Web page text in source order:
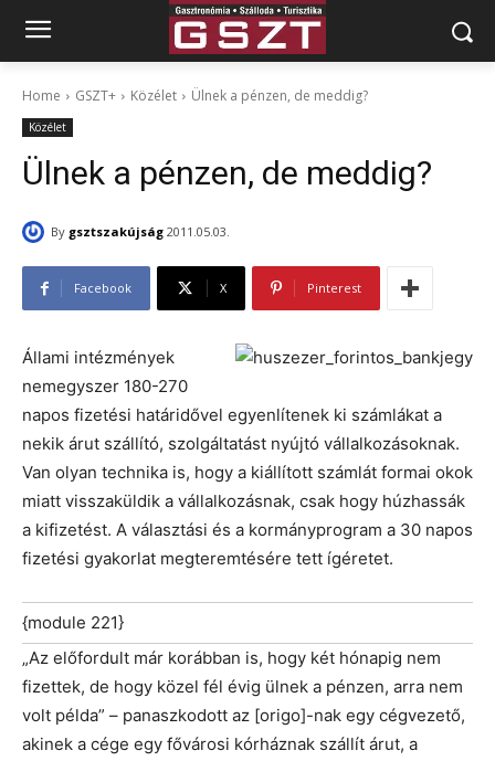
Home GSZT+ Közélet Ülnek a pénzen, de meddig?
Közélet
Ülnek a pénzen, de meddig?
By gsztszakújság 2011.05.03.
Facebook X Pinterest
Állami intézmények
nemegyszer 180-270
napos fizetési határidővel egyenlítenek ki számlákat a
nekik árut szállító, szolgáltatást nyújtó vállalkozásoknak.
Van olyan technika is, hogy a kiállított számlát formai okok
miatt visszaküldik a vállalkozásnak, csak hogy húzhassák
a kifizetést. A választási és a kormányprogram a 30 napos
fizetési gyakorlat megteremtésére tett ígéretet.
{module 221}
„Az előfordult már korábban is, hogy két hónapig nem
fizettek, de hogy közel fél évig ülnek a pénzen, arra nem
volt példa” – panaszkodott az [origo]-nak egy cégvezető,
akinek a cége egy fővárosi kórháznak szállít árut, a